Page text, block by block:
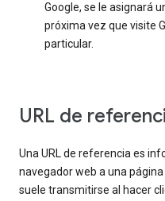
Google, se le asignará
próxima vez que visite
particular.
URL de
Una URL de referencia es
navegador web a una
suele transmitirse al hacer